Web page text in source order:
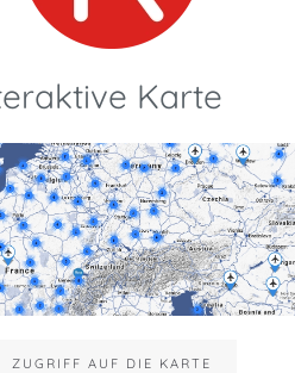
Karte
ZUGRIFF AUF DIE KARTE